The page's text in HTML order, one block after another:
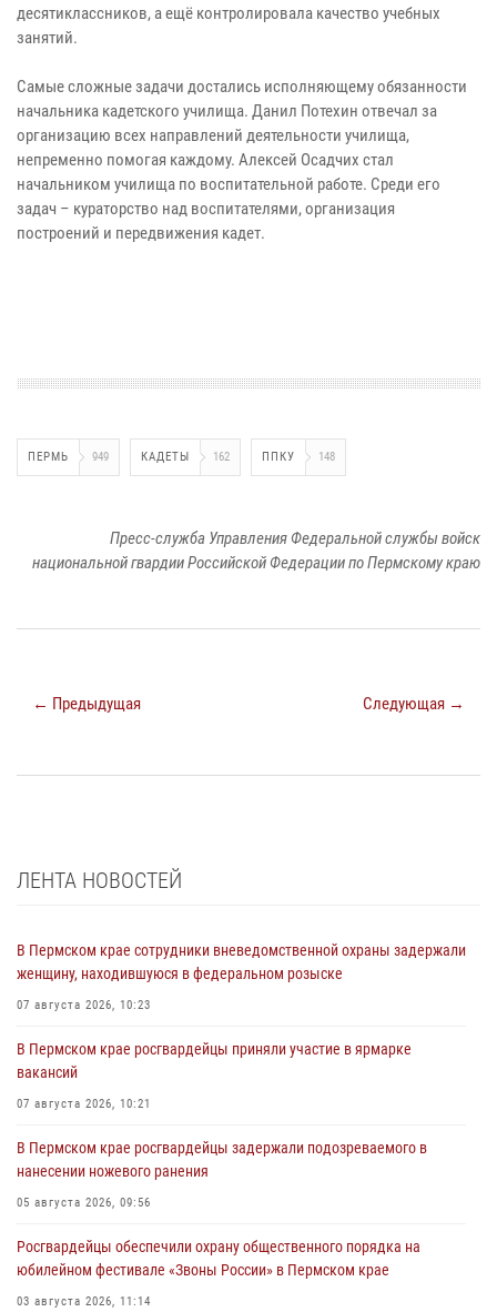
десятиклассников, а ещё контролировала качество учебных
занятий.
Самые сложные задачи достались исполняющему обязанности
начальника кадетского училища. Данил Потехин отвечал за
организацию всех направлений деятельности училища,
непременно помогая каждому. Алексей Осадчих стал
начальником училища по воспитательной работе. Среди его
задач – кураторство над воспитателями, организация
построений и передвижения кадет.
ПЕРМЬ 949 КАДЕТЫ 162 ППКУ 148
Пресс-служба Управления Федеральной службы войск
национальной гвардии Российской Федерации по Пермскому краю
← Предыдущая Следующая →
ЛЕНТА НОВОСТЕЙ
В Пермском крае сотрудники вневедомственной охраны задержали
женщину, находившуюся в федеральном розыске
07 августа 2026, 10:23
В Пермском крае росгвардейцы приняли участие в ярмарке
вакансий
07 августа 2026, 10:21
В Пермском крае росгвардейцы задержали подозреваемого в
нанесении ножевого ранения
05 августа 2026, 09:56
Росгвардейцы обеспечили охрану общественного порядка на
юбилейном фестивале «Звоны России» в Пермском крае
03 августа 2026, 11:14